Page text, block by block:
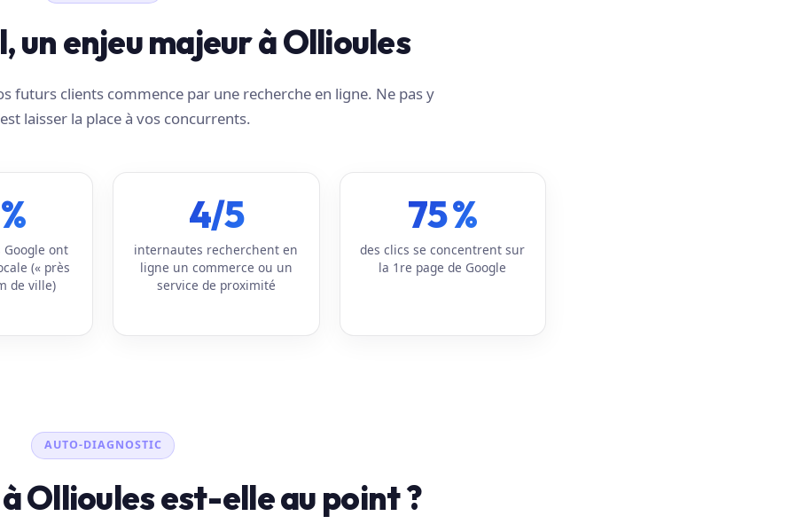
un enjeu majeur à Ollioules
futurs clients commence par une recherche en ligne. Ne pas y
laisser la place à vos concurrents.
ont
(« près
de ville)
4/5
internautes recherchent en
ligne un commerce ou un
service de proximité
75 %
des clics se concentrent sur
la 1re page de Google
AUTO-DIAGNOSTIC
Ollioules est-elle au point ?